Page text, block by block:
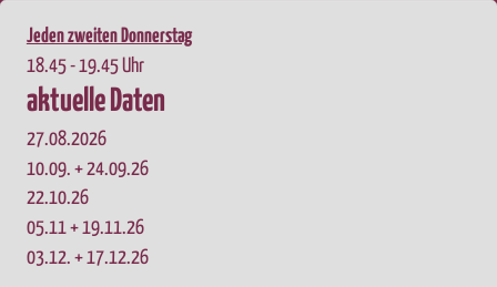
Jeden zweiten Donnerstag
18.45 - 19.45 Uhr
aktuelle Daten
27.08.2026
10.09. + 24.09.26
22.10.26
05.11 + 19.11.26
03.12. + 17.12.26